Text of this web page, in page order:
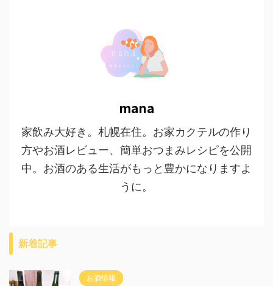
mana
家飲み大好き。札幌在住。お家カクテルの作り
方やお酒レビュー、簡単おつまみレシピを公開
中。お酒のある生活がもっと豊かになりますよ
うに。
新着記事
お酒情報